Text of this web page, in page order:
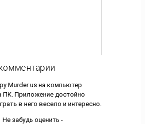
Murder us на компьютер
ПК. Приложение достойно
в него весело и интересно.
Не забудь оценить -